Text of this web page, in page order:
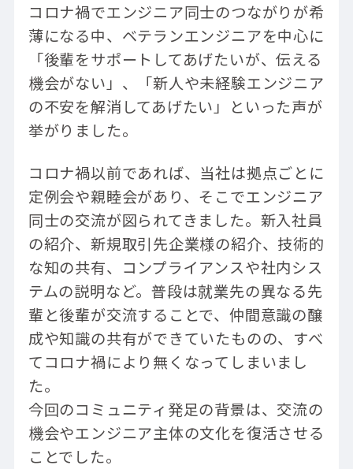
コロナ禍でエンジニア同士のつながりが希
薄になる中、ベテランエンジニアを中心に
「後輩をサポートしてあげたいが、伝える
機会がない」、「新人や未経験エンジニア
の不安を解消してあげたい」といった声が
挙がりました。
コロナ禍以前であれば、当社は拠点ごとに
定例会や親睦会があり、そこでエンジニア
同士の交流が図られてきました。新入社員
の紹介、新規取引先企業様の紹介、技術的
な知の共有、コンプライアンスや社内シス
テムの説明など。普段は就業先の異なる先
輩と後輩が交流することで、仲間意識の醸
成や知識の共有ができていたものの、すべ
てコロナ禍により無くなってしまいまし
た。
今回のコミュニティ発足の背景は、交流の
機会やエンジニア主体の文化を復活させる
ことでした。